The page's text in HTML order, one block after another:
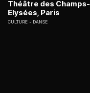
Théâtre des Champs-
Elysées, Paris
CULTURE DANSE